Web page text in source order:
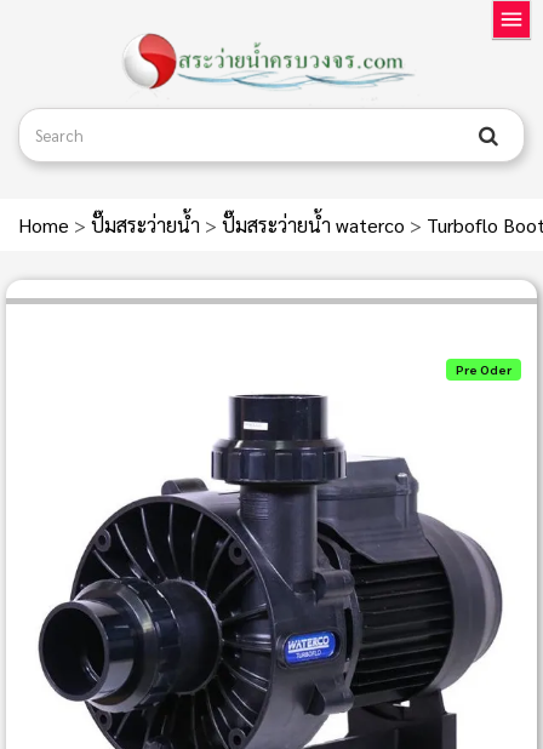
Home > ปั๊มสระว่ายน้ำ > ปั๊มสระว่ายน้ำ waterco > Turboflo
Pre Oder